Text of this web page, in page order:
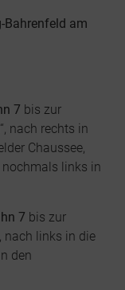
Bahrenfeld am
7 bis zur
nach rechts in
Chaussee,
links in
7 bis zur
nach links in die
den